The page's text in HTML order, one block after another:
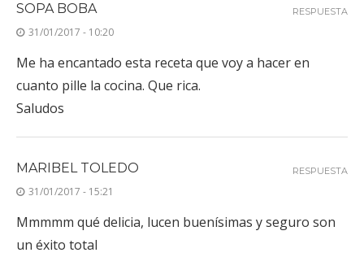
SOPA BOBA
31/01/2017 - 10:20
Me ha encantado esta receta que voy a hacer en
cuanto pille la cocina. Que rica.
Saludos
RESPUESTA
MARIBEL TOLEDO
31/01/2017 - 15:21
Mmmmm qué delicia, lucen buenísimas y seguro son
un éxito total
RESPUESTA